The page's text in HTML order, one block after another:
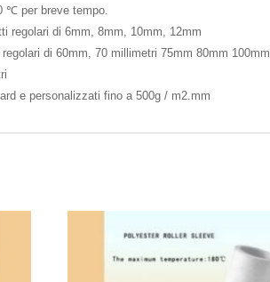
℃ per breve tempo.
regolari di 6mm, 8mm, 10mm, 12mm
di 60mm, 70 millimetri 75mm 80mm 100mm
e personalizzati fino a 500g / m2.mm